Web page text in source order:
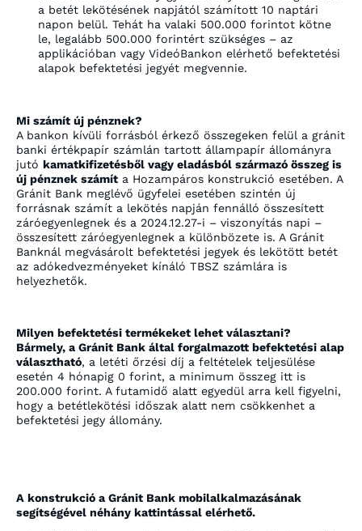
a betét lekötésének napjától számított 10 naptári
napon belül. Tehát ha valaki 500.000 forintot kötne
le, legalább 500.000 forintért szükséges – az
applikációban vagy VideóBankon elérhető befektetési
alapok befektetési jegyét megvennie.
Mi számít új pénznek?
A bankon kívüli forrásból érkező összegeken felül a gránit
banki értékpapír számlán tartott állampapír állományra
jutó kamatkifizetésből vagy eladásból származó összeg is
új pénznek számít a Hozampáros konstrukció esetében. A
Gránit Bank meglévő ügyfelei esetében szintén új
forrásnak számít a lekötés napján fennálló összesített
záróegyenlegnek és a 2024.12.27-i – viszonyítás napi –
összesített záróegyenlegnek a különbözete is. A Gránit
Banknál megvásárolt befektetési jegyek és lekötött betét
az adókedvezményeket kínáló TBSZ számlára is
helyezhetők.
Milyen befektetési termékeket lehet választani?
Bármely, a Gránit Bank által forgalmazott befektetési alap
választható, a letéti őrzési díj a feltételek teljesülése
esetén 4 hónapig 0 forint, a minimum összeg itt is
200.000 forint. A futamidő alatt egyedül arra kell figyelni,
hogy a betétlekötési időszak alatt nem csökkenhet a
befektetési jegy állomány.
A konstrukció a Gránit Bank mobilalkalmazásának
segítségével néhány kattintással elérhető.